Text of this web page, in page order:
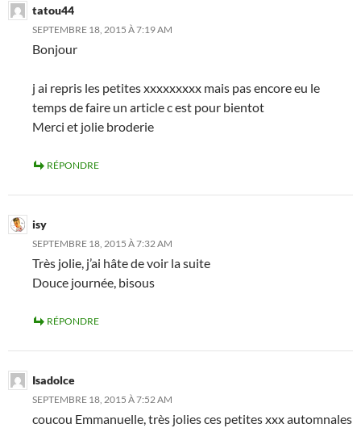
tatou44
SEPTEMBRE 18, 2015 À 7:19 AM
Bonjour
j ai repris les petites xxxxxxxxx mais pas encore eu le
temps de faire un article c est pour bientot
Merci et jolie broderie
RÉPONDRE
isy
SEPTEMBRE 18, 2015 À 7:32 AM
Très jolie, j’ai hâte de voir la suite
Douce journée, bisous
RÉPONDRE
Isadolce
SEPTEMBRE 18, 2015 À 7:52 AM
coucou Emmanuelle, très jolies ces petites xxx automnales